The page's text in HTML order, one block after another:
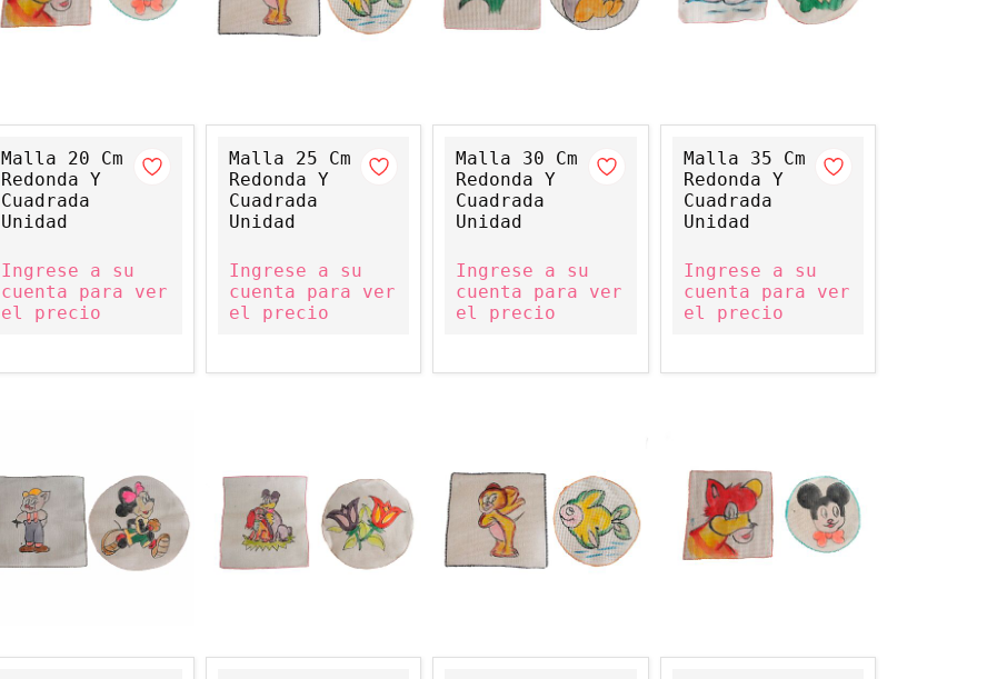
Malla 20 Cm
Redonda Y
Cuadrada
Unidad
Ingrese a su
cuenta para ver
el precio
Malla 25 Cm
Redonda Y
Cuadrada
Unidad
Ingrese a su
cuenta para ver
el precio
Malla 30 Cm
Redonda Y
Cuadrada
Unidad
Ingrese a su
cuenta para ver
el precio
Malla 35 Cm
Redonda Y
Cuadrada
Unidad
Ingrese a su
cuenta para ver
el precio